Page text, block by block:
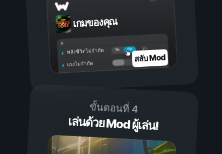
เกมของคุณ
เปิด
ปิด
พลังชีวิตไม่จำกัด
แรงไม่จำกัด สลับ Mod
ขั้นตอนที่ 4
เล่นด้วย Mod ผู้เล่น!